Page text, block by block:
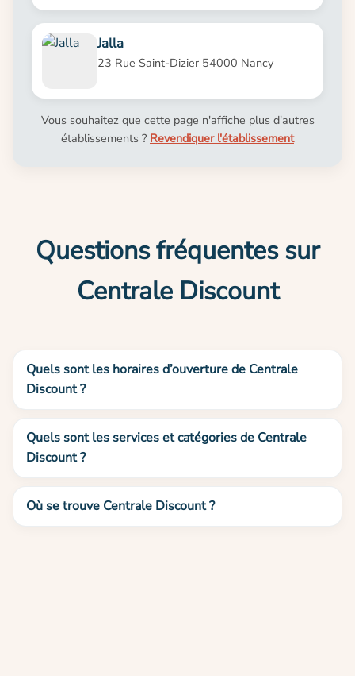
Jalla
23 Rue Saint-Dizier 54000 Nancy
Vous souhaitez que cette page n'affiche plus d'autres
établissements ? Revendiquer l'établissement
Questions fréquentes sur
Centrale Discount
Quels sont les horaires d’ouverture de Centrale
Discount ?
Quels sont les services et catégories de Centrale
Discount ?
Où se trouve Centrale Discount ?